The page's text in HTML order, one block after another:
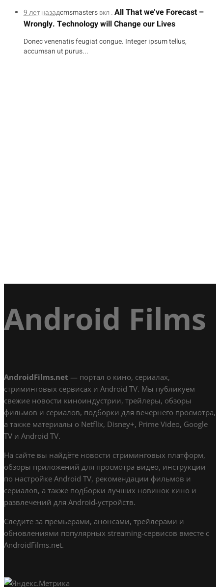
9 лет назадcmsmastersвкл .All That we’ve Forecast –
Wrongly. Technology will Change our Lives
Donec venenatis feugiat congue. Integer ipsum tellus,
accumsan ut purus...
Android Films
AndroidFilms.net — портал о кино, сериалах,
стриминговых сервисах и Android TV. Мы публикуем
свежие новости киноиндустрии, трейлеры, обзоры
фильмов и сериалов, подборки для вечернего просмотра,
а также материалы о Netflix, Disney+, Prime Video, Google
TV и Android TV.
На сайте вы найдёте новости стриминговых платформ,
обзоры приложений для просмотра видео, инструкции
по настройке Android TV, рекомендации фильмов и
сериалов, а также подборки лучших новинок кино и
развлечений для Android-устройств.
Следите за премьерами, анонсами, трейлерами и
обновлениями популярных streaming-сервисов вместе с
AndroidFilms.net.